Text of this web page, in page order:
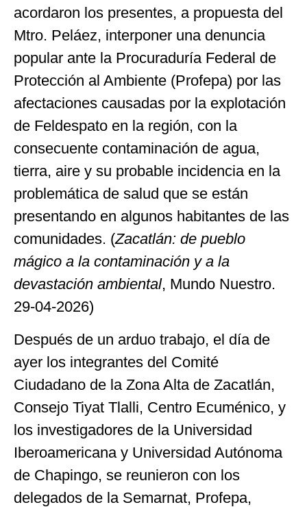
acordaron los presentes, a propuesta del
Mtro. Peláez, interponer una denuncia
popular ante la Procuraduría Federal de
Protección al Ambiente (Profepa) por las
afectaciones causadas por la explotación
de Feldespato en la región, con la
consecuente contaminación de agua,
tierra, aire y su probable incidencia en la
problemática de salud que se están
presentando en algunos habitantes de las
comunidades. (Zacatlán: de pueblo
mágico a la contaminación y a la
devastación ambiental, Mundo Nuestro.
29-04-2026)
Después de un arduo trabajo, el día de
ayer los integrantes del Comité
Ciudadano de la Zona Alta de Zacatlán,
Consejo Tiyat Tlalli, Centro Ecuménico, y
los investigadores de la Universidad
Iberoamericana y Universidad Autónoma
de Chapingo, se reunieron con los
delegados de la Semarnat, Profepa,